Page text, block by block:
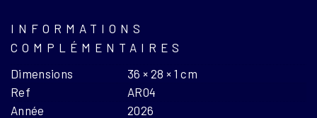
INFORMATIONS
COMPLÉMENTAIRES
Dimensions
36 × 28 × 1 cm
Ref
AR04
Année
2026